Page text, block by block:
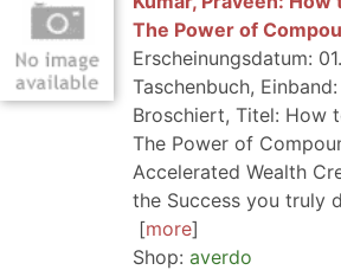
The Power of
Erscheinungsdatum:
Taschenbuch,
Broschiert, Titel: How
The Power of
Accelerated Wealth
the Success you truly
more
Shop: averdo